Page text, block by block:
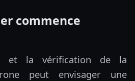
commence
et la vérification de la
peut envisager une